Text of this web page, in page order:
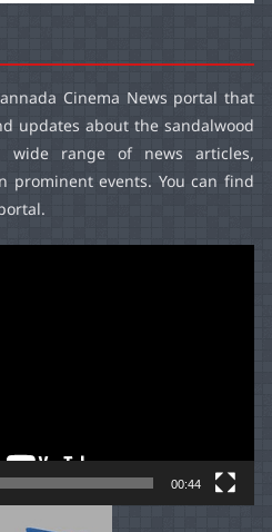
Cinema News portal that
updates about the sandalwood
range of news articles,
prominent events. You can find
00:44